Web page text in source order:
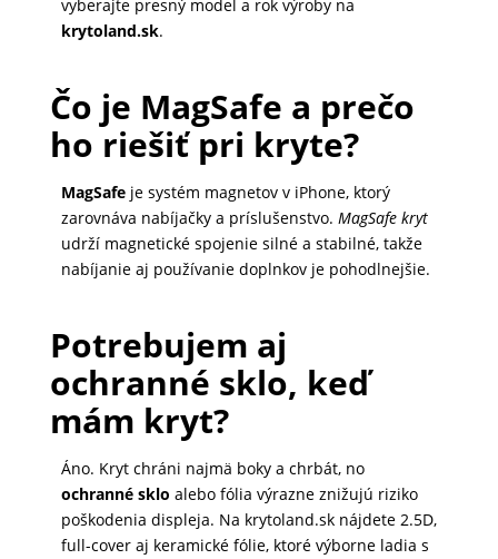
vyberajte presný model a rok výroby na
krytoland.sk.
Čo je MagSafe a prečo
ho riešiť pri kryte?
MagSafeje systém magnetov v iPhone, ktorý
zarovnáva nabíjačky a príslušenstvo. MagSafe kryt
udrží magnetické spojenie silné a stabilné, takže
nabíjanie aj používanie doplnkov je pohodlnejšie.
Potrebujem aj
ochranné sklo, keď
mám kryt?
Áno. Kryt chráni najmä boky a chrbát, no
ochranné sklo alebo fólia výrazne znižujú riziko
poškodenia displeja. Na krytoland.sk nájdete 2.5D,
full-cover aj keramické fólie, ktoré výborne ladia s